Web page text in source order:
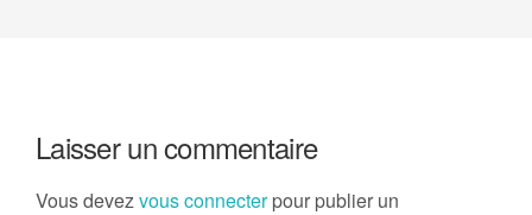
Laisser un commentaire
Vous devezvous connecterpour publier un